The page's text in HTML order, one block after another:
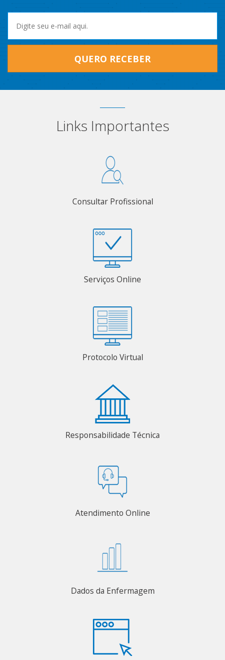
QUERO RECEBER
Links Importantes
Consultar Profissional
Serviços Online
Protocolo Virtual
Responsabilidade Técnica
Atendimento Online
Dados da Enfermagem